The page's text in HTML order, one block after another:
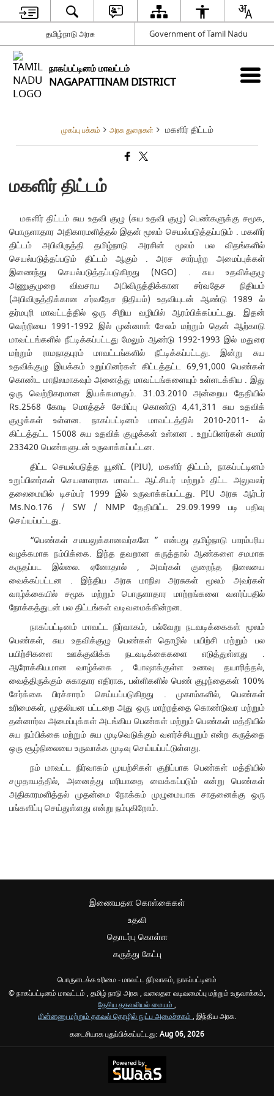
தமிழ்நாடு அரசு Government of Tamil Nadu
நாகப்பட்டினம் மாவட்டம்
NAGAPATTINAM DISTRICT
முகப்பு பக்கம் அரசு துறைகள் மகளிர் திட்டம்
மகளிர் திட்டம்
மகளிர் திட்டம் சுய உதவி குழு (சுய உதவி குழு) பெண்களுக்கு சமூக,
பொருளாதார அதிகாரமளித்தல் இதன் மூலம் செயல்படுத்தப்படும் . மகளிர்
திட்டம் அபிவிருத்தி தமிழ்நாடு அரசின் மூலம் பல விதங்களில்
செயல்படுத்தப்படும் திட்டம் ஆகும் . அரச சார்பற்ற அமைப்புக்கள்
இணைந்து செயல்படுத்தப்படுகிறது (NGO) . சுய உதவிக்குழு
அணுகுமுறை விவசாய அபிவிருத்திக்கான சர்வதேச நிதியம்
(அபிவிருத்திக்கான சர்வதேச நிதியம்) உதவியுடன் ஆண்டு 1989 ல்
தர்மபுரி மாவட்டத்தில் ஒரு சிறிய வழியில் ஆரம்பிக்கப்பட்டது. இதன்
வெற்றியை 1991-1992 இல் முன்னாள் சேலம் மற்றும் தென் ஆற்காடு
மாவட்டங்களில் நீட்டிக்கப்பட்டது மேலும் ஆண்டு 1992-1993 இல் மதுரை
மற்றும் ராமநாதபுரம் மாவட்டங்களில் நீட்டிக்கப்பட்டது. இன்று சுய
உதவிக்குழு இயக்கம் உறுப்பினர்கள் கிட்டத்தட்ட 69,91,000 பெண்கள்
கொண்ட மாநிலமாகவும் அனைத்து மாவட்டங்களையும் உள்ளடக்கிய . இது
ஒரு வெற்றிகரமான இயக்கமாகும். 31.03.2010 அன்றைய தேதியில்
Rs.2568 கோடி மொத்தச் சேமிப்பு கொண்டு 4,41,311 சுய உதவிக்
குழுக்கள் உள்ளன. நாகப்பட்டினம் மாவட்டத்தில் 2010-2011- ல்
கிட்டத்தட்ட 15008 சுய உதவிக் குழுக்கள் உள்ளன . உறுப்பினர்கள் சுமார்
233420 பெண்களுடன் உருவாக்கப்பட்டன.
திட்ட செயல்படுத்த யூனிட் (PIU), மகளிர் திட்டம், நாகப்பட்டினம்
உறுப்பினர்கள் செயலாளராக மாவட்ட ஆட்சியர் மற்றும் திட்ட அலுவலர்
தலைமையில் டிசம்பர் 1999 இல் உருவாக்கப்பட்டது. PIU அரசு ஆர்டர்
Ms.No.176 / SW / NMP தேதியிட்ட 29.09.1999 படி பதிவு
செய்யப்பட்டது.
“பெண்கள் சமயலுக்கானவர்களே ” என்பது தமிழ்நாடு பாரம்பரிய
வழக்கமாக நம்பிக்கை. இந்த தவறான கருத்தால் ஆண்களை சமமாக
கருதப்பட இல்லை. ஏனோதால் , அவர்கள் குறைந்த நிலையை
வைக்கப்பட்டன . இந்திய அரசு மாநில அரசுகள் மூலம் அவர்கள்
வாழ்க்கையில் சமூக மற்றும் பொருளாதார மாற்றங்களை வளர்ப்பதில்
நோக்கத்துடன் பல திட்டங்கள் வடிவமைக்கின்றன.
நாகப்பட்டினம் மாவட்ட நிர்வாகம், பல்வேறு நடவடிக்கைகள் மூலம்
பெண்கள், சுய உதவிக்குழு பெண்கள் தொழில் பயிற்சி மற்றும் பல
பயிற்சிகளை ஊக்குவிக்க நடவடிக்கைகளை எடுத்துள்ளது .
ஆரோக்கியமான வாழ்க்கை , போஷாக்குள்ள உணவு தயாரித்தல்,
வைத்திருக்கும் சுகாதார எதிராக, பள்ளிகளில் பெண் குழந்தைகள் 100%
சேர்க்கை பிரச்சாரம் செய்யப்படுகிறது . முகாம்களில், பெண்கள்
உரிமைகள், முதலியன பட்டறை அது ஒரு மாற்றத்தை கொண்டுவர மற்றும்
தன்னார்வ அமைப்புக்கள் அடங்கிய பெண்கள் மற்றும் பெண்கள் மத்தியில்
சுய நம்பிக்கை மற்றும் சுய முடிவெடுக்கும் வளர்ச்சியுறும் என்ற கருத்தை
ஒரு சூழ்நிலையை உருவாக்க முடிவு செய்யப்பட்டுள்ளது.
நம் மாவட்ட நிர்வாகம் முயற்சிகள் குறிப்பாக பெண்கள் மத்தியில்
சமுதாயத்தில், அனைத்து மரியாதை வைக்கப்படும் என்று பெண்கள்
அதிகாரமளித்தல் முதன்மை நோக்கம் முழுமையாக சாதனைக்கு ஒரு
பங்களிப்பு செய்துள்ளது என்று நம்புகிறோம்.
இணையதள கொள்கைகள்
உதவி
தொடர்பு கொள்ள
கருத்து கேட்பு
பொருளடக்க உரிமை - மாவட்ட நிர்வாகம், நாகப்பட்டினம்
© நாகப்பட்டினம் மாவட்டம் , தமிழ் நாடு அரசு , வலைதள வடிவமைப்பு மற்றும் உருவாக்கம்,
தேசிய தகவலியல் மையம் ,
மின்னணு மற்றும் தகவல் தொழில் நுட்ப அமைச்சகம் , இந்திய அரசு.
கடைசியாக புதுப்பிக்கப்பட்டது: Aug 06, 2026